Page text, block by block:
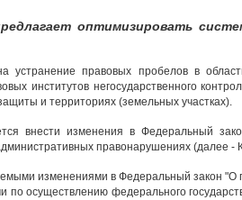
оптимизировать
устранение правовых пробелов в
институтов негосударственного
и территориях (земельных участках).
внести изменения в Федеральный
правонарушениях (далее -
изменениями в Федеральный закон "О
по осуществлению федерального